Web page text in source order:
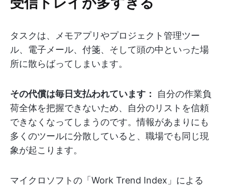
タスクは、メモアプリやプロジェクト管理ツー
ル、電子メール、付箋、そして頭の中といった場
所に散らばってしまいます。
その代償は毎日支払われています：
自分の作業負
荷全体を把握できないため、自分のリストを信頼
できなくなってしまうのです。情報があまりにも
多くのツールに分散していると、職場でも同じ現
象が起こります。
マイクロソフトの「Work Trend Index」による